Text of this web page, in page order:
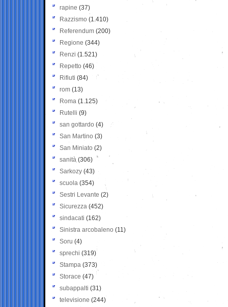
rapine (37)
Razzismo (1.410)
Referendum (200)
Regione (344)
Renzi (1.521)
Repetto (46)
Rifiuti (84)
rom (13)
Roma (1.125)
Rutelli (9)
san gottardo (4)
San Martino (3)
San Miniato (2)
sanità (306)
Sarkozy (43)
scuola (354)
Sestri Levante (2)
Sicurezza (452)
sindacati (162)
Sinistra arcobaleno (11)
Soru (4)
sprechi (319)
Stampa (373)
Storace (47)
subappalti (31)
televisione(244)